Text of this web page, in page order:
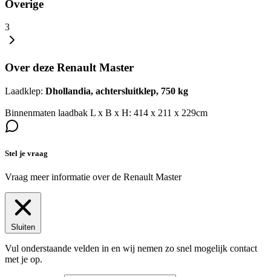
Overige
3
Over deze Renault Master
Laadklep: Dhollandia, achtersluitklep, 750 kg
Binnenmaten laadbak L x B x H: 414 x 211 x 229cm
Stel je vraag
Vraag meer informatie over de Renault Master
Sluiten
Vul onderstaande velden in en wij nemen zo snel mogelijk contact
met je op.